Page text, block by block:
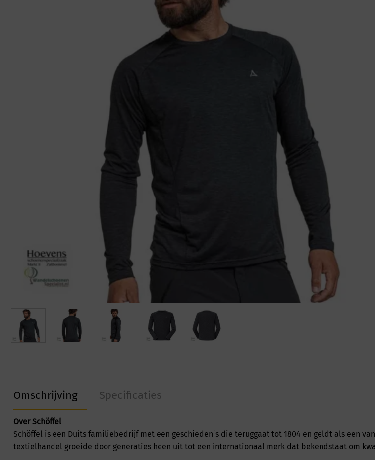
Omschrijving Specificaties
Over Schöffel
Schöffel is een Duits familiebedrijf met een geschiedenis die teruggaat tot 1804 en geldt als een
textielhandel groeide door generaties heen uit tot een internationaal merk dat bekendstaat om